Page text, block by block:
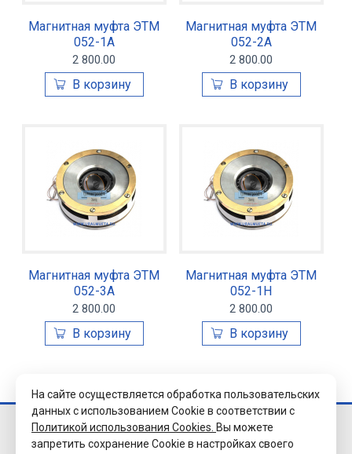
Магнитная муфта ЭТМ
052-1А
2 800.00
Магнитная муфта ЭТМ
052-2А
2 800.00
Магнитная муфта ЭТМ
052-3А
2 800.00
Магнитная муфта ЭТМ
052-1Н
2 800.00
© 2026 Завод
«Уралэлектромуфта»
На сайте осуществляется обработка пользовательских
данных с использованием Cookie в соответствии с
Политикой использования Cookies. Вы можете
запретить сохранение Cookie в настройках своего